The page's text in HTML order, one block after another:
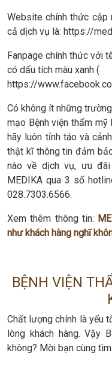
Website chính thức cập
cả dịch vụ là: https://
Fanpage chính thức với
có dấu tích màu xanh (
https://
Có không ít những
mạo Bệnh viện thẩm mỹ
hãy luôn tỉnh táo và
thật kĩ thông tin đảm
nào về dịch vụ, ưu
MEDIKA qua 3 số
028.7303.6566.
Xem thêm thông tin:
như khách hàng nghĩ
BỆNH VIỆN
Chất lượng chính là yếu
lòng khách hàng. Vậy
không? Mời bạn cùng